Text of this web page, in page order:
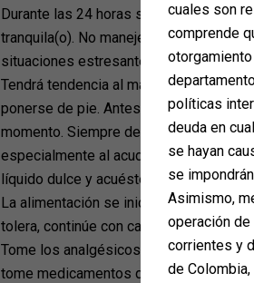
Durante las 24 horas siguientes al
tranquila(o). No maneje, no consuma
situaciones estresantes.
Tendrá tendencia al mareo los
ponerse de pie. Antes de hacerlo,
momento. Siempre debe estar
especialmente al acudir al baño. Si
líquido dulce y acuéstese con los pies
La alimentación se inicia con líquidos
tolera, continúe con caldos, gelatinas o
Tome los analgésicos y antibióticos
tome medicamentos que no hayan
cuales son
comprende
políticas
deuda en
se hayan
se
Asimismo,
operación
corrientes y
de